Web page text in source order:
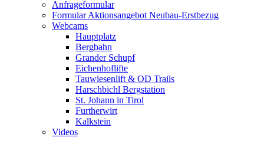
Anfrageformular
Formular Aktionsangebot Neubau-Erstbezug
Webcams
Hauptplatz
Bergbahn
Grander Schupf
Eichenhoflifte
Tauwiesenlift & OD Trails
Harschbichl Bergstation
St. Johann in Tirol
Furtherwirt
Kalkstein
Videos